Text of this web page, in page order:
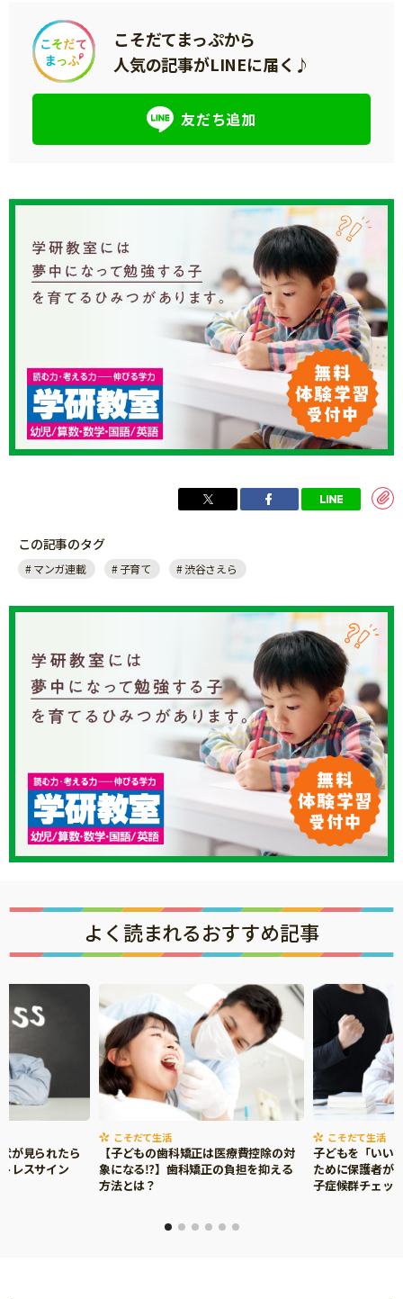
こそだてまっぷから
人気の記事がLINEに届く♪
友だち追加
この記事のタグ
マンガ連載 子育て 渋谷さえら
よく読まれるおすすめ記事
が見られたら
レスサイン
こそだて生活
【子どもの歯科矯正は医療費控除の対
象になる⁉】歯科矯正の負担を抑える
方法とは？
こそだて生活
子どもを「いい
ために保護者が
子症候群チェッ